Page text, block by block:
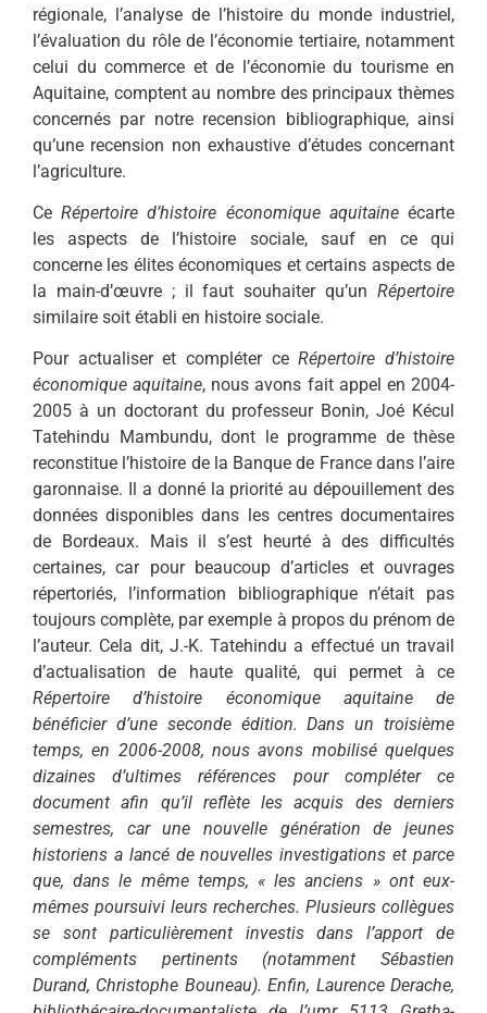
régionale, l’analyse de l’histoire du monde industriel,
l’évaluation du rôle de l’économie tertiaire, notamment
celui du commerce et de l’économie du tourisme en
Aquitaine, comptent au nombre des principaux thèmes
concernés par notre recension bibliographique, ainsi
qu’une recension non exhaustive d’études concernant
l’agriculture.
CeRépertoire d’histoire économique aquitaineécarte
les aspects de l’histoire sociale, sauf en ce qui
concerne les élites économiques et certains aspects de
la main-d’œuvre ; il faut souhaiter qu’un Répertoire
similaire soit établi en histoire sociale.
Pour actualiser et compléter ceRépertoire d’histoire
économique aquitaine, nous avons fait appel en 2004-
2005 à un doctorant du professeur Bonin, Joé Kécul
Tatehindu Mambundu, dont le programme de thèse
reconstitue l’histoire de la Banque de France dans l’aire
garonnaise. Il a donné la priorité au dépouillement des
données disponibles dans les centres documentaires
de Bordeaux. Mais il s’est heurté à des difficultés
certaines, car pour beaucoup d’articles et ouvrages
répertoriés, l’information bibliographique n’était pas
toujours complète, par exemple à propos du prénom de
l’auteur. Cela dit, J.-K. Tatehindu a effectué un travail
d’actualisation de haute qualité, qui permet à ce
Répertoire
d’histoire économique aquitaine de
bénéficier d’une seconde édition. Dans un troisième
temps, en 2006-2008, nous avons mobilisé quelques
dizaines d’ultimes références pour compléter ce
document afin qu’il reflète les acquis des derniers
semestres, car une nouvelle génération de jeunes
historiens a lancé de nouvelles investigations et parce
que, dans le même temps, « les anciens » ont eux-
mêmes poursuivi leurs recherches. Plusieurs collègues
se sont particulièrement investis dans l’apport de
compléments pertinents (notamment Sébastien
Durand, Christophe Bouneau). Enfin, Laurence Derache,